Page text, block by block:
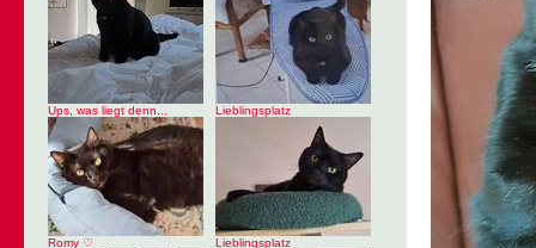
Ups, was liegt denn... Lieblingsplatz
Romy ♡ Lieblingsplatz